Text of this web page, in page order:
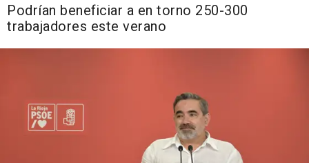
Podrían beneficiar a en torno 250-300
trabajadores este verano